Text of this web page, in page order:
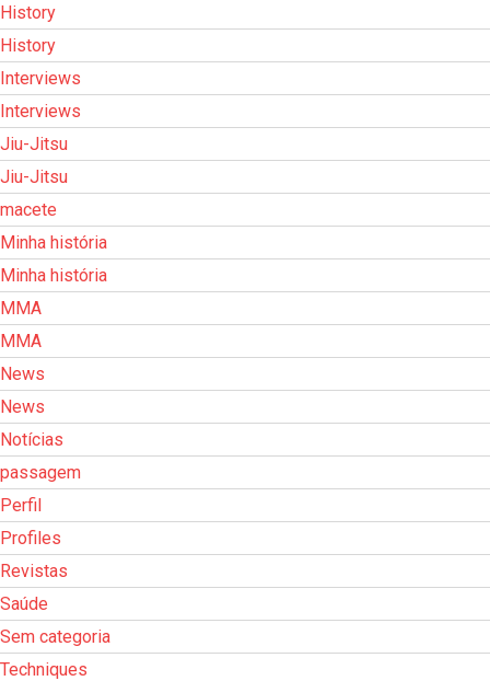
History
History
Interviews
Interviews
Jiu-Jitsu
Jiu-Jitsu
macete
Minha história
Minha história
MMA
MMA
News
News
Notícias
passagem
Perfil
Profiles
Revistas
Saúde
Sem categoria
Techniques